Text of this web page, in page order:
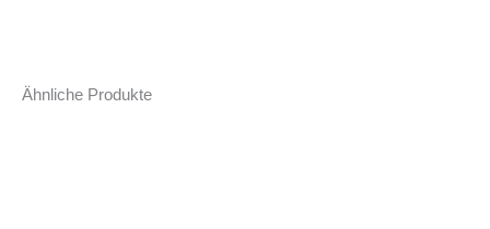
Ähnliche Produkte